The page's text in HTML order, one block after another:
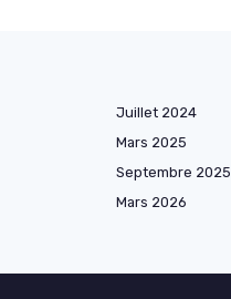
Juillet 2024
Mars 2025
Septembre 2025
Mars 2026